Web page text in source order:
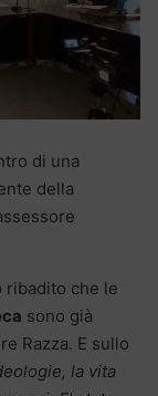
di una
della
ribadito che le
sono già
Razza. E sullo
la vita